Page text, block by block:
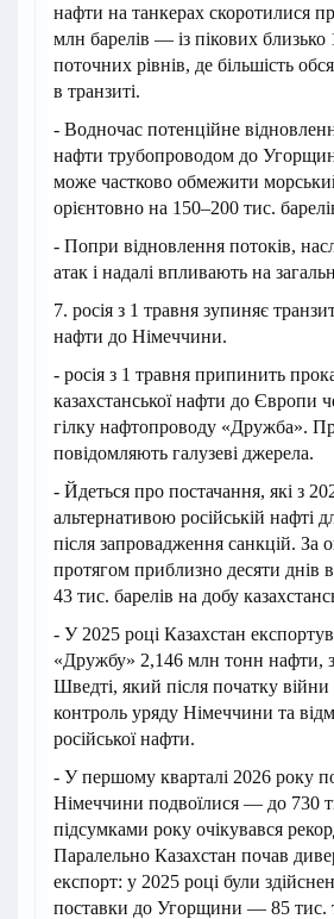
нафти на танкерах скоротилися
млн барелів — із пікових близько
поточних рівнів, де більшість
в транзиті.
- Водночас потенційне
нафти трубопроводом до
може частково обмежити
орієнтовно на 150–200 тис.
- Попри відновлення потоків,
атак і надалі впливають на
7. росія з 1 травня зупиняє
нафти до Німеччини.
- росія з 1 травня припинить
казахстанської нафти до Європи
гілку нафтопроводу «Дружба».
повідомляють галузеві джерела.
- Йдеться про постачання, які з
альтернативою російській нафті
після запровадження санкцій. За
протягом приблизно десяти днів
43 тис. барелів на добу
- У 2025 році Казахстан
«Дружбу» 2,146 млн тонн нафти,
Шведті, який після початку
контроль уряду Німеччини та
російської нафти.
- У першому кварталі 2026 року
Німеччини подвоїлися — до 730
підсумками року очікувався
Паралельно Казахстан почав
експорт: у 2025 році були
поставки до Угорщини — 85 тис.